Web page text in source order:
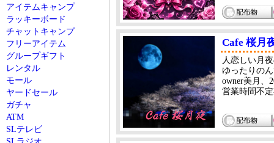
アイテムキャンプ
ラッキーボード
チャットキャンプ
フリーアイテム
グループギフト
レンタル
モール
ヤードセール
ガチャ
ATM
SLテレビ
Cafe 桜月
人恋しい月
ゆったりの
owner美月、
営業時間不